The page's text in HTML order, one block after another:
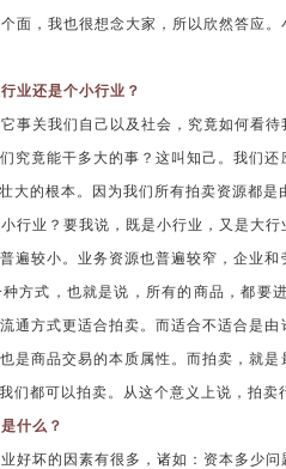
面，我也很想念大家，所以欣然答应
业还是个小行业？
事关我们自己以及社会，究竟如何看
究竟能干多大的事？这叫知己。我们
大的根本。因为我们所有拍卖资源都
行业？要我说，既是小行业，又是大
遍较小。业务资源也普遍较窄，企业
方式，也就是说，所有的商品，都
通方式更适合拍卖。而适合不适合是
是商品交易的本质属性。而拍卖，就
们都可以拍卖。从这个意义上说，拍
什么？
好坏的因素有很多，诸如：资本多少